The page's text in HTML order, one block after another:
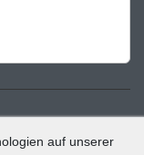
auf unserer